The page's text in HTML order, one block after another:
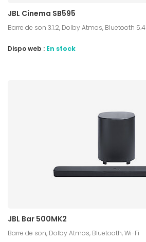
JBL Cinema SB595
Barre de son 3.1.2, Dolby Atmos, Bluetooth 5.4
Dispo web : En stock
JBL Bar 500MK2
Barre de son, Dolby Atmos, Bluetooth, Wi-Fi